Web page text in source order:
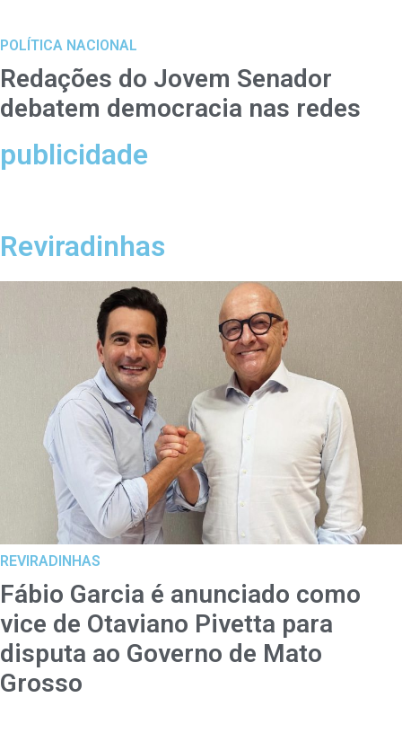
POLÍTICA NACIONAL
Redações do Jovem Senador
debatem democracia nas redes
publicidade
Reviradinhas
REVIRADINHAS
Fábio Garcia é anunciado como
vice de Otaviano Pivetta para
disputa ao Governo de Mato
Grosso